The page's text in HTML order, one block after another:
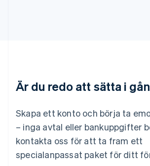
Är du redo att sätta i
Skapa ett konto och börja ta
– inga avtal eller bankuppgifter
kontakta oss för att ta fram ett
specialanpassat paket för ditt
English简体中文
Malta
Mexiko
English
Nederländerna
NederlandsEnglish
Norge